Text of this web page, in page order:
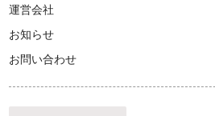
運営会社
お知らせ
お問い合わせ